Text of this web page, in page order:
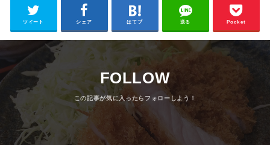
ツイート シェア はてブ 送る Pocket
FOLLOW